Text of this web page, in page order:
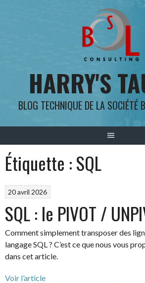
HARRY'S
BLOG TECHNIQUE DE LA SOCIÉTÉ
Étiquette :SQL
20 avril 2026
SQL : le PIVOT /
Comment simplement transposer des
langage SQL ? C’est ce que nous vous
dans cet article.
Voir l’article